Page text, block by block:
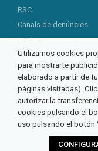
RSC
Canals de denúncies
Intern
Extern
©
Utilizamos cookies
para mostrarte
elaborado a partir de
páginas visitadas).
autorizar la
cookies pulsando el
uso pulsando el botón